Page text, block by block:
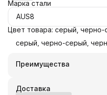
Марка стали
AUS8
Цвет товара: серый,
серый, черно-серый,
Преимущества
Оплата частями в Сплит
Удобный возврат
Доставка